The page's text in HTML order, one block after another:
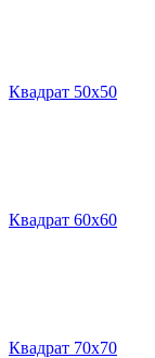
Квадрат 50х50
Квадрат 60х60
Квадрат 70х70